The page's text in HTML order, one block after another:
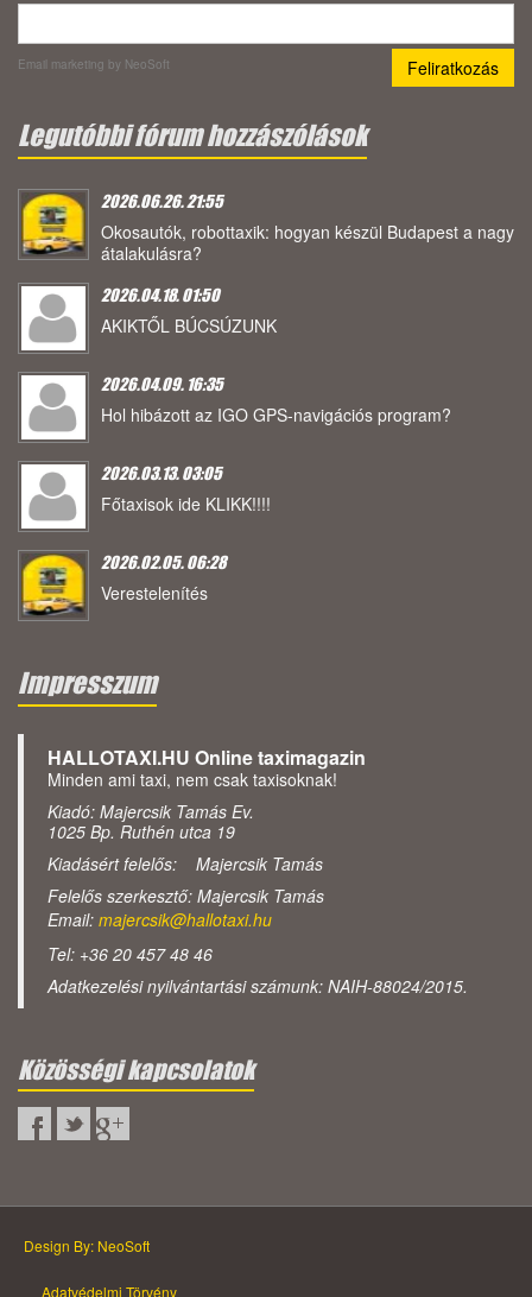
Email marketing by NeoSoft
Legutóbbi fórum hozzászólások
2026.06.26. 21:55
Okosautók, robottaxik: hogyan készül Budapest a nagy
átalakulásra?
2026.04.18. 01:50
AKIKTŐL BÚCSÚZUNK
2026.04.09. 16:35
Hol hibázott az IGO GPS-navigációs program?
2026.03.13. 03:05
Főtaxisok ide KLIKK!!!!
2026.02.05. 06:28
Verestelenítés
Impresszum
HALLOTAXI.HU Online taximagazin
Minden ami taxi, nem csak taxisoknak!
Kiadó: Majercsik Tamás Ev.
1025 Bp. Ruthén utca 19
Kiadásért felelős: Majercsik Tamás
Felelős szerkesztő: Majercsik Tamás
Email: majercsik@hallotaxi.hu
Tel: +36 20 457 48 46
Adatkezelési nyilvántartási számunk: NAIH-88024/2015.
Közösségi kapcsolatok
Design By: NeoSoft
Adatvédelmi Törvény